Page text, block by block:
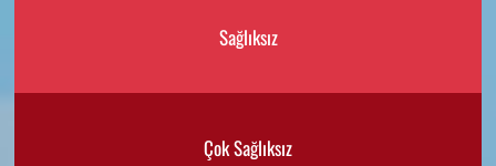
Sağlıksız
Çok Sağlıksız